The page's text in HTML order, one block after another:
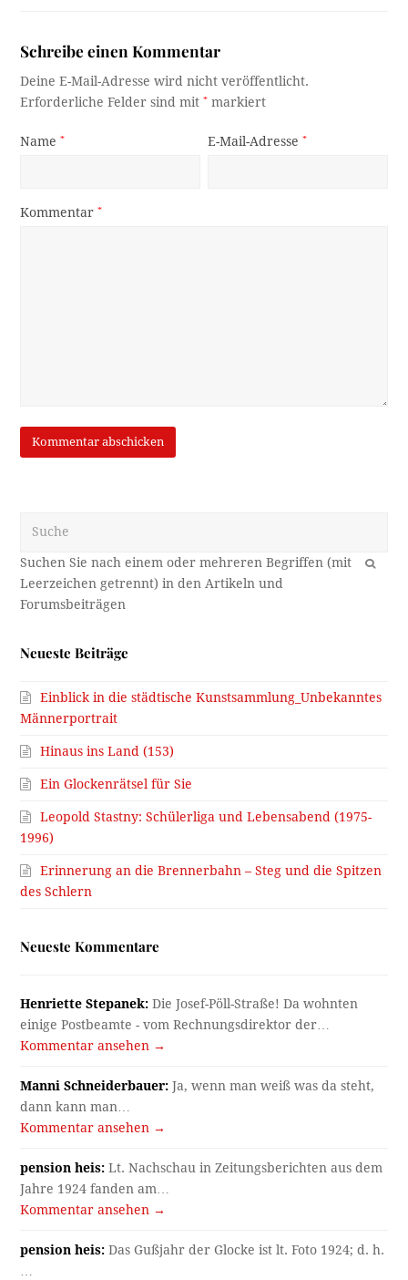
Schreibe einen Kommentar
Deine E-Mail-Adresse wird nicht veröffentlicht.
Erforderliche Felder sind mit* markiert
Name* E-Mail-Adresse*
Kommentar*
OK
Neueste Beiträge
Einblick in die städtische Kunstsammlung_Unbekanntes
Männerportrait
Hinaus ins Land (153)
Ein Glockenrätsel für Sie
Leopold Stastny: Schülerliga und Lebensabend (1975-
1996)
Erinnerung an die Brennerbahn – Steg und die Spitzen
des Schlern
Neueste Kommentare
Henriette Stepanek: Die Josef-Pöll-Straße! Da wohnten
einige Postbeamte - vom Rechnungsdirektor der…
Kommentar ansehen →
Manni Schneiderbauer: Ja, wenn man weiß was da steht,
dann kann man…
Kommentar ansehen →
pension heis: Lt. Nachschau in Zeitungsberichten aus dem
Jahre 1924 fanden am…
Kommentar ansehen →
pension heis: Das Gußjahr der Glocke ist lt. Foto 1924; d. h.
…